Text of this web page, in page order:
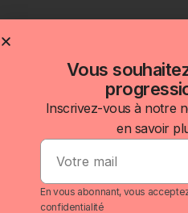
Investir
J’investis :
fais
bosser ton
S'informer
Se former
Outils
Vous
Inscrivez-vous à notre
en savoir
En vous abonnant, vous
confidentialité